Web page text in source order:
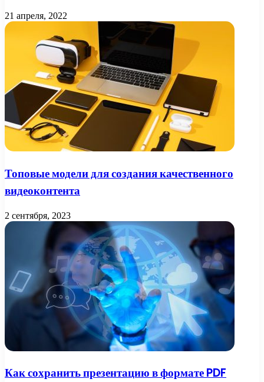
21 апреля, 2022
Топовые модели для создания качественного
видеоконтента
2 сентября, 2023
Как сохранить презентацию в формате PDF